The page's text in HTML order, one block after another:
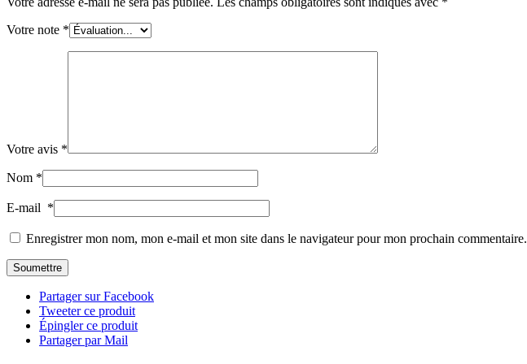
Votre note *
Votre avis *
Nom *
E-mail *
Enregistrer mon nom, mon e-mail et mon site dans le navigateur pour mon prochain commentaire.
Partager sur Facebook
Tweeter ce produit
Épingler ce produit
Partager par Mail